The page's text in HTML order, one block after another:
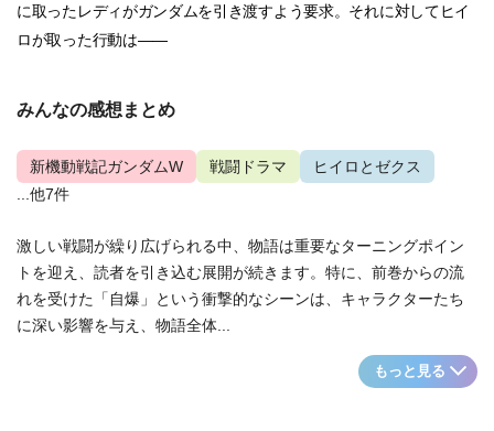
に取ったレディがガンダムを引き渡すよう要求。それに対してヒイ
ロが取った行動は――
みんなの感想まとめ
新機動戦記ガンダムW 戦闘ドラマ
ヒイロとゼクス
...他7件
激しい戦闘が繰り広げられる中、物語は重要なターニングポイン
トを迎え、読者を引き込む展開が続きます。特に、前巻からの流
れを受けた「自爆」という衝撃的なシーンは、キャラクターたち
に深い影響を与え、物語全体...
もっと見る